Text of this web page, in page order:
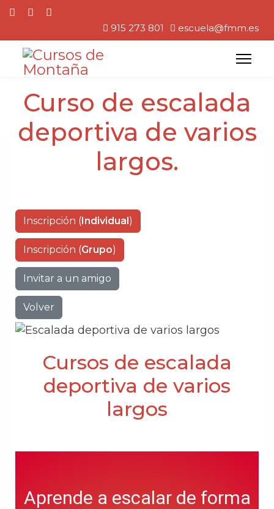
915 273 801 escuela@fmm.es
Curso de escalada
deportiva de varios
largos.
Inscripción (Individual)
Inscripción (Grupo)
Invitar a un amigo
Volver
Cursos de escalada
deportiva de varios
largos
Aprende a escalar de forma